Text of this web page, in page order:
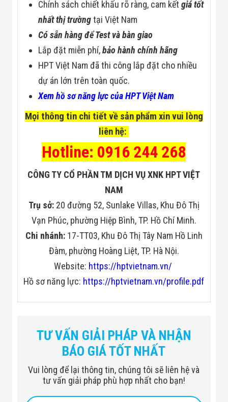
Chính sách chiết khấu rõ ràng, cam kếtgiá tốt
nhất thị trườngtại Việt Nam
Có sẵn hàng để Test và bàn giao
Lắp đặt miễn phí,bảo hành chính hãng
HPT Việt Nam đã thi công lắp đặt cho nhiều
dự án lớn trên toàn quốc.
Xem hồ sơ năng lực của HPT Việt Nam
Mọi thông tin chi tiết về sản phẩm xin vui lòng
liên hệ:
Hotline: 0916 244 268
CÔNG TY CỔ PHẦN TM DỊCH VỤ XNK HPT VIỆT
NAM
Trụ sở: 20 đường 52, Sunlake Villas, Khu Đô Thị
Vạn Phúc, phường Hiệp Bình, TP. Hồ Chí Minh.
Chi nhánh:17-TT03, Khu Đô Thị Tây Nam Hồ Linh
Đàm, phường Hoàng Liệt, TP. Hà Nội.
Website: https://hptvietnam.vn/
Hồ sơ năng lực: https://hptvietnam.vn/profile.pdf
chất lượng
Tiêu chuẩn JIS, ISO, IEC60529,
DIN40050, GB2423, GB4208
Kích thước bên
trong
WxHxD (mm)
1000x1000x1000
TƯ VẤN GIẢI PHÁP VÀ NHẬN
BÁO GIÁ TỐT NHẤT
Vui lòng để lại thông tin, chúng tôi sẽ liên hệ và
tư vấn giải pháp phù hợp nhất cho bạn!